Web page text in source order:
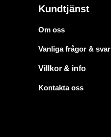
Kundtjänst
Om oss
Vanliga frågor & svar
Villkor & info
Kontakta oss